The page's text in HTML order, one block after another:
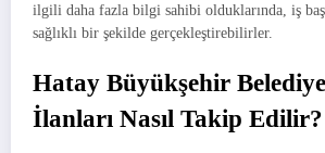
ilgili daha fazla bilgi sahibi olduklarında, iş
sağlıklı bir şekilde gerçekleştirebilirler.
Hatay Büyükşehir
İlanları Nasıl Takip Edilir?